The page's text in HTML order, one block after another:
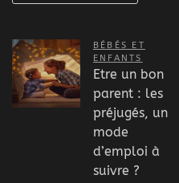
BÉBÉS ET
ENFANTS
Etre un bon
parent : les
préjugés, un
mode
d’emploi à
suivre ?